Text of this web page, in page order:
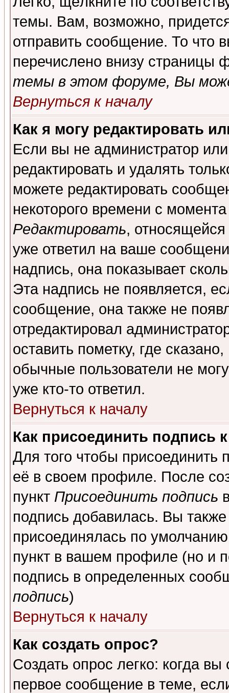
темы. Вам, возможно,
отправить сообщение. То что
перечислено внизу страницы
темы в этом форуме, Вы
Вернуться к началу
Как я могу редактировать
Если вы не администратор
редактировать и удалять
можете редактировать
некоторого времени с
Редактировать,
уже ответил на ваше
надпись, она показывает
Эта надпись не появляется,
сообщение, она также не
отредактировал
оставить пометку, где
обычные пользователи не
уже кто-то ответил.
Вернуться к началу
Как присоединить подпись
Для того чтобы присоединить
её в своем профиле. После
пункт Присоединить подпись
подпись добавилась. Вы
присоединялась по
пункт в вашем профиле (но и
подпись в определенных
подпись)
Вернуться к началу
Как создать опрос?
Создать опрос легко: когда
первое сообщение в теме,